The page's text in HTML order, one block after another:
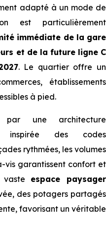
adapté à un mode de
est particulièrement
immédiate de la gare
et de la future ligne C
. Le quartier offre un
établissements
à pied.
par une architecture
inspirée des codes
rythmées, les volumes
vis garantissent confort et
vaste espace paysager
des potagers partagés
favorisant un véritable